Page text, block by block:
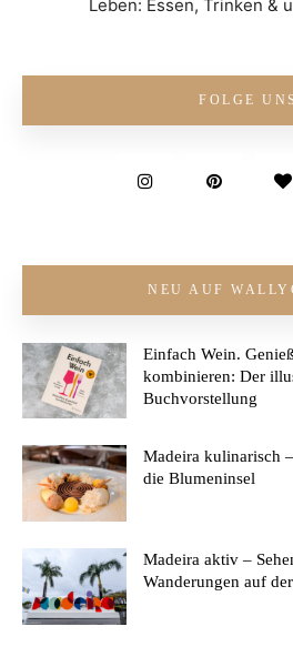
Leben: Essen, Trinken &
FOLGE UNS
NEU AUF
Einfach Wein.
kombinieren: Der
Buchvorstellung
Madeira kulinarisch
die Blumeninsel
Madeira aktiv –
Wanderungen auf